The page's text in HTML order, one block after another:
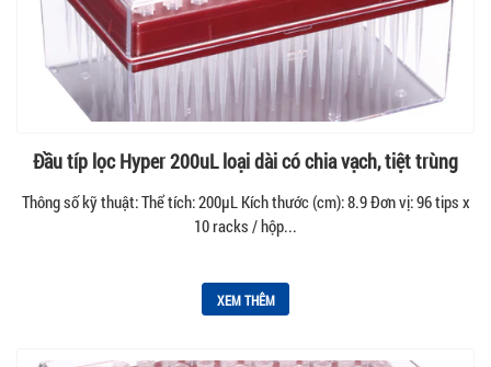
Đầu típ lọc Hyper 200uL loại dài có chia vạch, tiệt trùng
Thông số kỹ thuật: Thể tích: 200µL Kích thước (cm): 8.9 Đơn vị: 96 tips x
10 racks / hộp...
XEM THÊM